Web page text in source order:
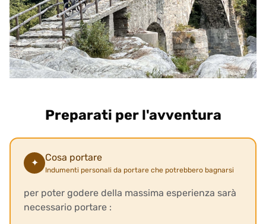
Preparati per l'avventura
✦ Cosa portare
Indumenti personali da portare che potrebbero bagnarsi
per poter godere della massima esperienza sarà
necessario portare :